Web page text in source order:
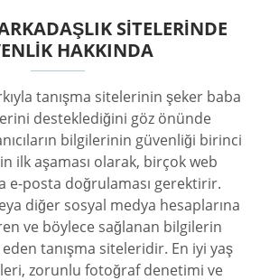
SITELERINDE
HAKKINDA
tanışma sitelerinin şeker baba
desteklediğini göz önünde
bilgilerinin güvenliği birinci
ilk aşaması olarak, birçok web
e-posta doğrulaması gerektirir.
diğer sosyal medya hesaplarına
ve böylece sağlanan bilgilerin
tanışma siteleridir. En iyi yaş
zorunlu fotoğraf denetimi ve